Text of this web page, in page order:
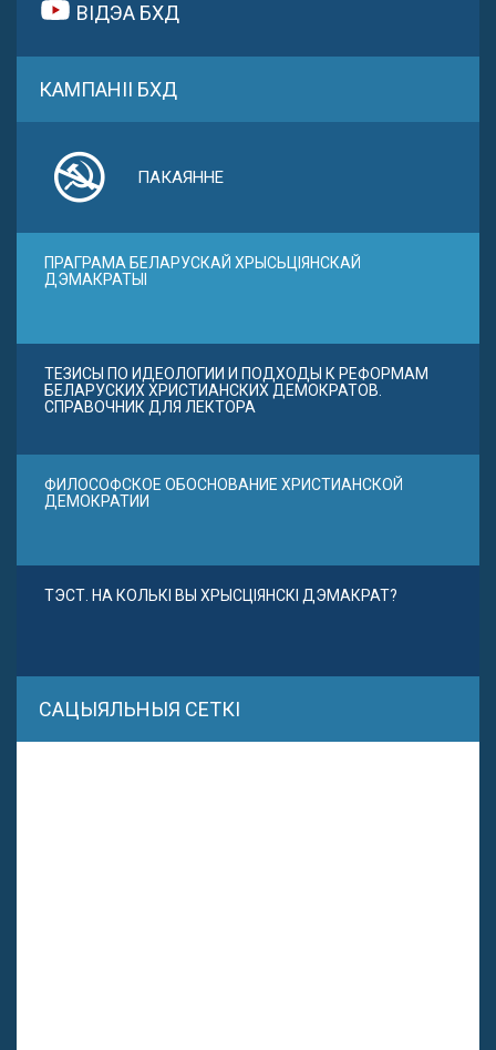
ВІДЭА БХД
КАМПАНІІ БХД
ПАКАЯННЕ
ПРАГРАМА БЕЛАРУСКАЙ ХРЫСЬЦІЯНСКАЙ
ДЭМАКРАТЫІ
ТЕЗИСЫ ПО ИДЕОЛОГИИ И ПОДХОДЫ К РЕФОРМАМ
БЕЛАРУСКИХ ХРИСТИАНСКИХ ДЕМОКРАТОВ.
СПРАВОЧНИК ДЛЯ ЛЕКТОРА
ФИЛОСОФСКОЕ ОБОСНОВАНИЕ ХРИСТИАНСКОЙ
ДЕМОКРАТИИ
ТЭСТ. НА КОЛЬКІ ВЫ ХРЫСЦІЯНСКІ ДЭМАКРАТ?
САЦЫЯЛЬНЫЯ СЕТКІ